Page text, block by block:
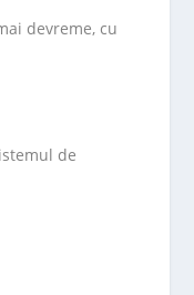
devreme, cu
de